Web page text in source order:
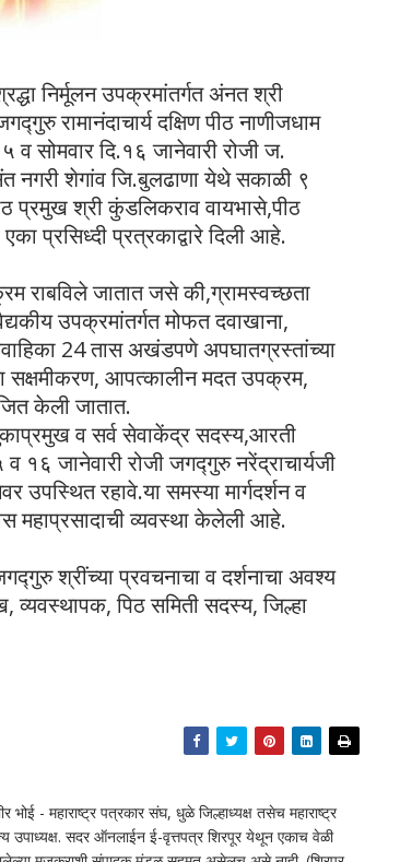
निर्मूलन उपक्रमांतर्गत अंनत श्री
रामानंदाचार्य दक्षिण पीठ नाणीजधाम
व सोमवार दि.१६ जानेवारी रोजी ज.
नगरी शेगांव जि.बुलढाणा येथे सकाळी ९
प्रमुख श्री कुंडलिकराव वायभासे,पीठ
प्रसिध्दी प्रत्रकाद्वारे दिली आहे.
राबविले जातात जसे की,ग्रामस्वच्छता
उपक्रमांतर्गत मोफत दवाखाना,
24 तास अखंडपणे अपघातग्रस्तांच्या
सक्षमीकरण, आपत्कालीन मदत उपक्रम,
केली जातात.
व सर्व सेवाकेंद्र सदस्य,आरती
जानेवारी रोजी जगद्गुरु नरेंद्राचार्यजी
उपस्थित रहावे.या समस्या मार्गदर्शन व
महाप्रसादाची व्यवस्था केलेली आहे.
श्रींच्या प्रवचनाचा व दर्शनाचा अवश्य
व्यवस्थापक, पिठ समिती सदस्य, जिल्हा
- महाराष्ट्र पत्रकार संघ, धुळे जिल्हाध्यक्ष तसेच महाराष्ट्र
उपाध्यक्ष. सदर ऑनलाईन ई-वृत्तपत्र शिरपूर येथून एकाच वेळी